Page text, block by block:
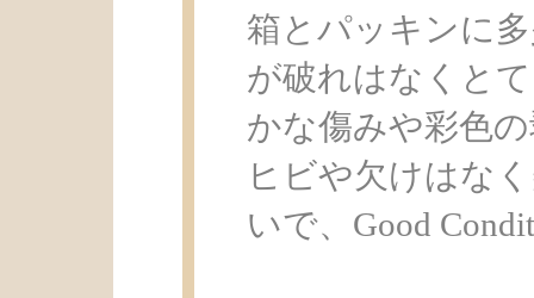
箱とパッキンに
が破れはなくと
かな傷みや彩色
ヒビや欠けはな
いで、Good